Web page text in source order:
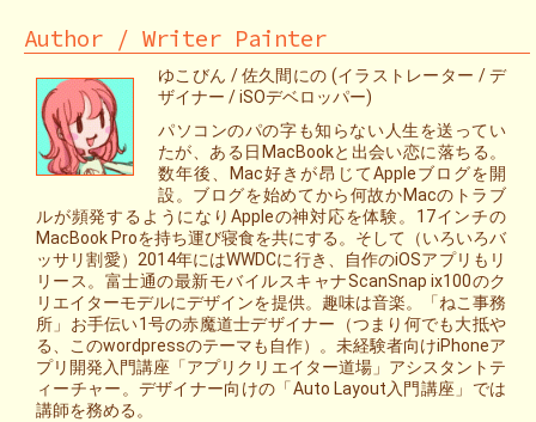
Author / Writer Painter
ゆこびん / 佐久間にの (イラストレーター / デ
ザイナー / iSOデベロッパー)
パソコンのパの字も知らない人生を送ってい
たが、ある日MacBookと出会い恋に落ちる。
数年後、Mac好きが昂じてAppleブログを開
設。ブログを始めてから何故かMacのトラブ
ルが頻発するようになりAppleの神対応を体験。17インチの
MacBook Proを持ち運び寝食を共にする。そして（いろいろバ
ッサリ割愛）2014年にはWWDCに行き、自作のiOSアプリもリ
リース。富士通の最新モバイルスキャナScanSnap ix100のク
リエイターモデルにデザインを提供。趣味は音楽。「ねこ事務
所」お手伝い1号の赤魔道士デザイナー（つまり何でも大抵や
る、このwordpressのテーマも自作）。未経験者向けiPhoneア
プリ開発入門講座「アプリクリエイター道場」アシスタントテ
ィーチャー。デザイナー向けの「Auto Layout入門講座」では
講師を務める。